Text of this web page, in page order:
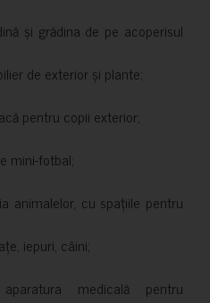
și grădina de pe acoperisul
de exterior și plante;
pentru copii exterior;
mini-fotbal;
animalelor, cu spațiile pentru
iepuri, câini;
medicală pentru